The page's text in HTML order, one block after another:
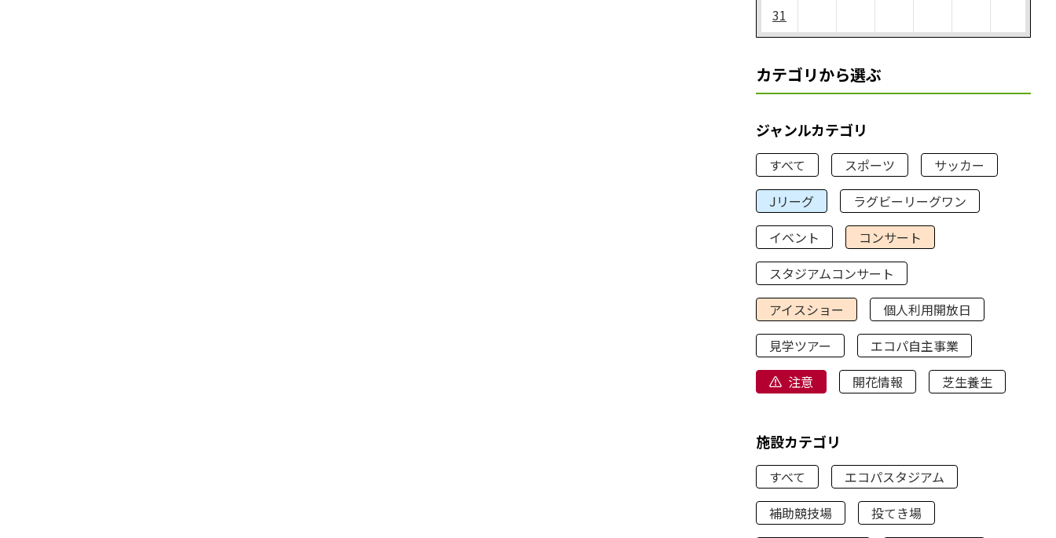
31
カテゴリから選ぶ
ジャンルカテゴリ
すべて スポーツ
サッカー
Jリーグ
ラグビーリーグワン
イベント
コンサート
スタジアムコンサート
アイスショー
個人利用開放日
見学ツアー
エコパ自主事業
注意
開花情報 芝生養生
施設カテゴリ
すべて
エコパスタジアム
補助競技場
投てき場